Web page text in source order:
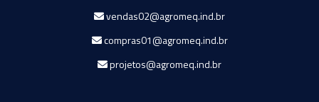
vendas02@agromeq.ind.br
compras01@agromeq.ind.br
projetos@agromeq.ind.br